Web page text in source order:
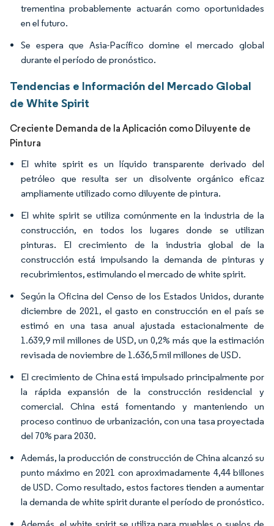
trementina probablemente actuarán como oportunidades
en el futuro.
Se espera que Asia-Pacífico domine el mercado global
durante el período de pronóstico.
Tendencias e Información del Mercado Global
de White Spirit
Creciente Demanda de la Aplicación como Diluyente de
Pintura
El white spirit es un líquido transparente derivado del
petróleo que resulta ser un disolvente orgánico eficaz
ampliamente utilizado como diluyente de pintura.
El white spirit se utiliza comúnmente en la industria de la
construcción, en todos los lugares donde se utilizan
pinturas. El crecimiento de la industria global de la
construcción está impulsando la demanda de pinturas y
recubrimientos, estimulando el mercado de white spirit.
Según la Oficina del Censo de los Estados Unidos, durante
diciembre de 2021, el gasto en construcción en el país se
estimó en una tasa anual ajustada estacionalmente de
1.639,9 mil millones de USD, un 0,2% más que la estimación
revisada de noviembre de 1.636,5 mil millones de USD.
El crecimiento de China está impulsado principalmente por
la rápida expansión de la construcción residencial y
comercial. China está fomentando y manteniendo un
proceso continuo de urbanización, con una tasa proyectada
del 70% para 2030.
Además, la producción de construcción de China alcanzó su
punto máximo en 2021 con aproximadamente 4,44 billones
de USD. Como resultado, estos factores tienden a aumentar
la demanda de white spirit durante el período de pronóstico.